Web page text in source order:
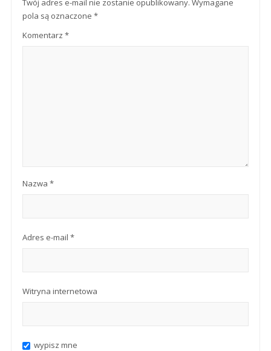
Twój adres e-mail nie zostanie opublikowany. Wymagane
pola są oznaczone *
Komentarz *
Nazwa *
Adres e-mail *
Witryna internetowa
wypisz mne